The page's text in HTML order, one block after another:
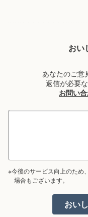
おい
あなたのご意
返信が必要
お問い
※今後のサービス向上のため
場合もございます。